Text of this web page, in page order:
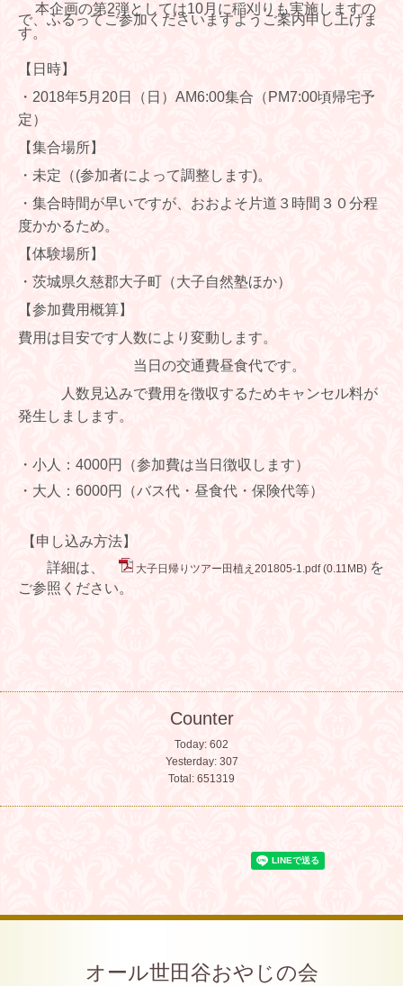
本企画の第2弾としては10月に稲刈りも実施しますの
で、ふるってご参加くださいますようご案内申し上げま
す。
【日時】
・ 2018年5月 20日（日） AM6:00集合（ PM7:00頃帰宅予
定）
【集合場所】
・未定（(参加者によって調整します)。
・集合時間が早いですが、おおよそ片道３時間３０分程
度かかるため。
【体験場所】
・茨城県久慈郡大子町（大子自然塾ほか）
【参加費用概算】
費用は目安です人数により変動します。
当日の交通費昼食代です。
人数見込みで費用を徴収するためキャンセル料が
発生しまします。
・小人： 4000円（参加費は当日徴収します）
・大人： 6000円（バス代・昼食代・保険代等）
【申し込み方法】
詳細は、
大子日帰りツアー田植え201805-1.pdf (0.11MB) を
ご参照ください。
Counter
Today: 602
Yesterday: 307
Total: 651319
オール世田谷おやじの会